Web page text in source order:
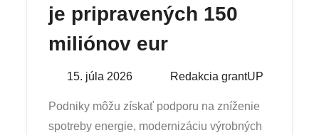
je pripravených 150
miliónov eur
Posted15. júla 2026 Redakcia grantUP
Podniky môžu získať podporu na zníženie
spotreby energie, modernizáciu výrobných